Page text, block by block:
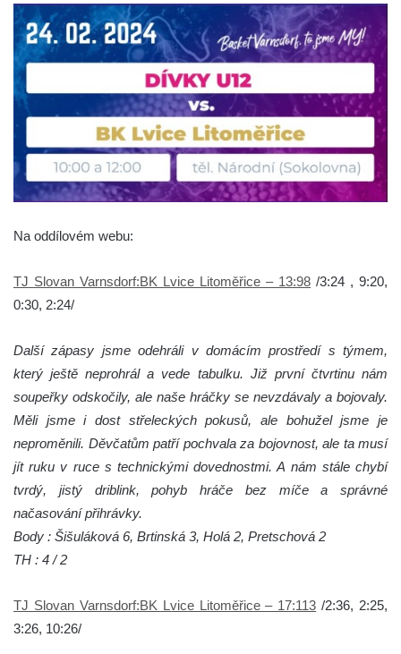
Na oddílovém webu:
TJ Slovan Varnsdorf:BK Lvice Litoměřice – 13:98 /3:24 , 9:20,
0:30, 2:24/
Další zápasy jsme odehráli v domácím prostředí s týmem,
který ještě neprohrál a vede tabulku. Již první čtvrtinu nám
soupeřky odskočily, ale naše hráčky se nevzdávaly a bojovaly.
Měli jsme i dost střeleckých pokusů, ale bohužel jsme je
neproměnili. Děvčatům patří pochvala za bojovnost, ale ta musí
jít ruku v ruce s technickými dovednostmi. A nám stále chybí
tvrdý, jistý driblink, pohyb hráče bez míče a správné
načasování přihrávky.
Body : Šišuláková 6, Brtinská 3, Holá 2, Pretschová 2
TH : 4 / 2
TJ Slovan Varnsdorf:BK Lvice Litoměřice – 17:113 /2:36, 2:25,
3:26, 10:26/